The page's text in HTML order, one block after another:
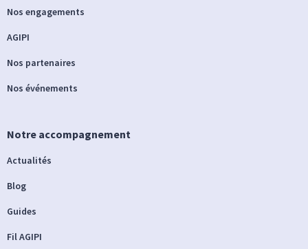
Nos engagements
AGIPI
Nos partenaires
Nos événements
Notre accompagnement
Actualités
Blog
Guides
Fil AGIPI